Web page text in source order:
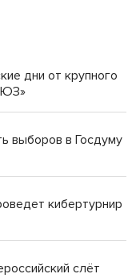
селе лошади
врачей
вошли в топ-16
в Искитиме
дни от крупного
выборов в Госдуму
кибертурнир
слёт